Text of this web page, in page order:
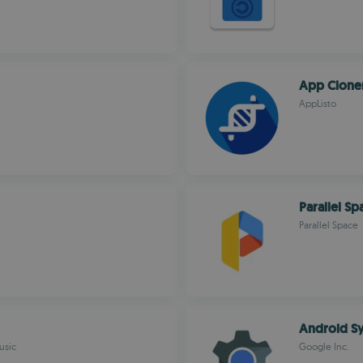
App
AppListo
Parallel
Parallel Space
Android
Google Inc.